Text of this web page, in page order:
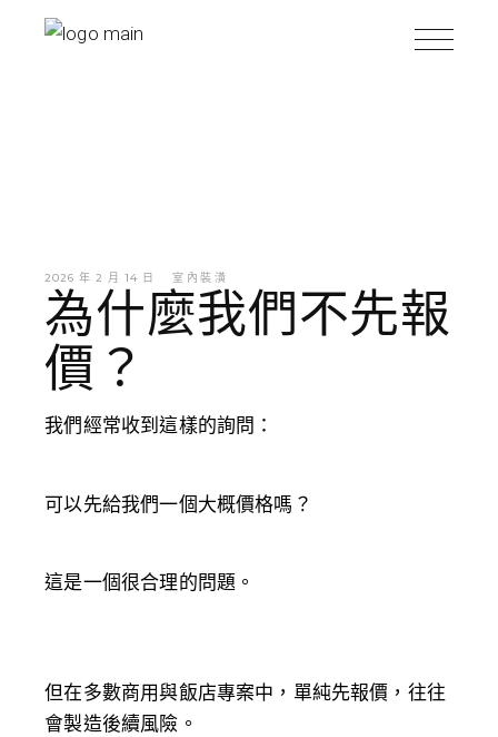
2026 年 2 月 14 日 室內裝潢
為什麼我們不先報
價？
我們經常收到這樣的詢問：
可以先給我們一個大概價格嗎？
這是一個很合理的問題。
但在多數商用與飯店專案中， 單純先報價，往往
會製造後續風險。